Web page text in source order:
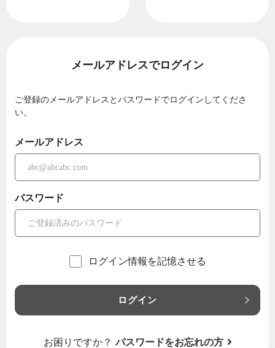
メールアドレスでログイン
ご登録のメールアドレスとパスワードでログインしてくださ
い。
メールアドレス
パスワード
ログイン情報を記憶させる
ログイン
お困りですか？ パスワードをお忘れの方